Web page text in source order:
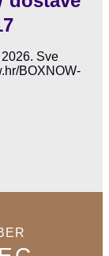
Sve
BOXNOW-